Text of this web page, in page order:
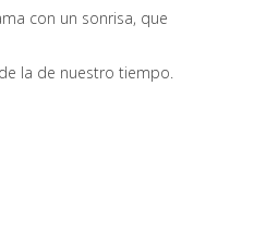
con un sonrisa, que
la de nuestro tiempo.